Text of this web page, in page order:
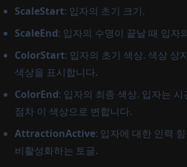
ScaleStart: 입자의 초기 크기.
ScaleEnd: 입자의 수명이 끝날 때 입자
ColorStart: 입자의 초기 색상. 색상 상
색상을 표시합니다.
ColorEnd: 입자의 최종 색상. 입자는
점차 이 색상으로 변합니다.
AttractionActive: 입자에 대한 인력
비활성화하는 토글.